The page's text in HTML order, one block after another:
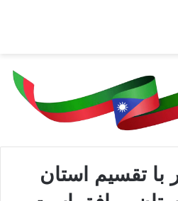
با تقسیم استان